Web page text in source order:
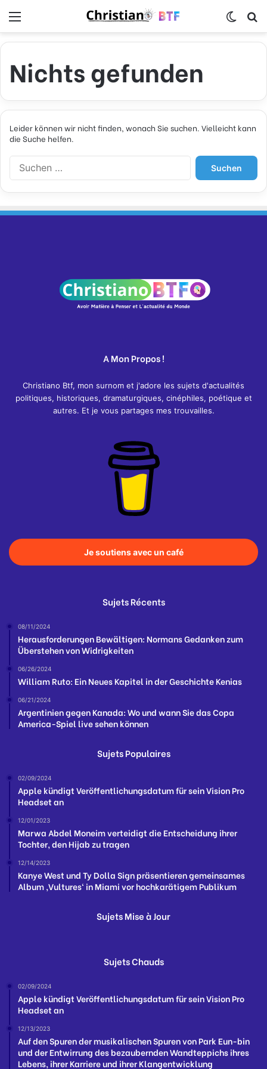
Skin
Nichts gefunden
Leider können wir nicht finden, wonach Sie suchen. Vielleicht kann
die Suche helfen.
e
:
A Mon Propos !
Christiano Btf, mon surnom et j'adore les sujets d'actualités
politiques, historiques, dramaturgiques, cinéphiles, poétique et
autres. Et je vous partages mes trouvailles.
Je soutiens avec un café
Sujets Récents
08/11/2024
Herausforderungen Bewältigen: Normans Gedanken zum
Überstehen von Widrigkeiten
06/26/2024
William Ruto: Ein Neues Kapitel in der Geschichte Kenias
06/21/2024
Argentinien gegen Kanada: Wo und wann Sie das Copa
America-Spiel live sehen können
Sujets Populaires
02/09/2024
Apple kündigt Veröffentlichungsdatum für sein Vision Pro
Headset an
12/01/2023
Marwa Abdel Moneim verteidigt die Entscheidung ihrer
Tochter, den Hijab zu tragen
12/14/2023
Kanye West und Ty Dolla Sign präsentieren gemeinsames
Album ‚Vultures‘ in Miami vor hochkarätigem Publikum
Sujets Mise à Jour
Sujets Chauds
02/09/2024
Apple kündigt Veröffentlichungsdatum für sein Vision Pro
Headset an
12/13/2023
Auf den Spuren der musikalischen Spuren von Park Eun-bin
und der Entwirrung des bezaubernden Wandteppichs ihres
Lebens, ihrer Karriere und ihrer Klangentwicklung